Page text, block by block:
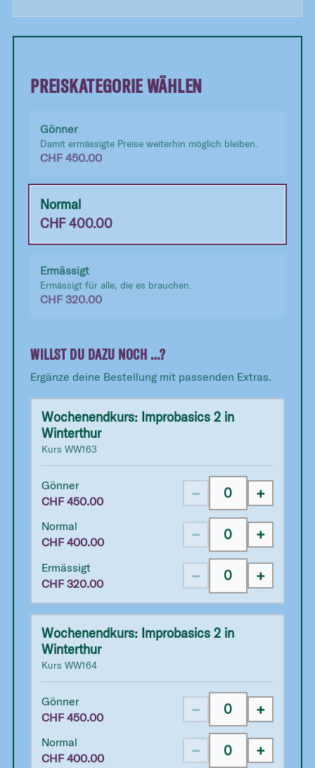
PREISKATEGORIE WÄHLEN
Gönner
Damit ermässigte Preise weiterhin möglich bleiben.
CHF450.00
Normal
CHF400.00
Ermässigt
Ermässigt für alle, die es brauchen.
CHF320.00
WILLST DU DAZU NOCH …?
Ergänze deine Bestellung mit passenden Extras.
Wochenendkurs: Improbasics 2 in
Winterthur
KursWW163
Gönner
CHF450.00 − +
Normal
CHF400.00 − +
Ermässigt
CHF320.00 − +
Wochenendkurs: Improbasics 2 in
Winterthur
KursWW164
Gönner
CHF450.00 − +
Normal
CHF400.00 − +